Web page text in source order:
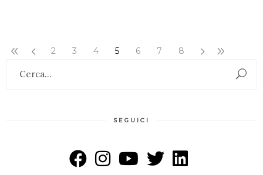
2 3 4 5 6 7 8
SEGUICI